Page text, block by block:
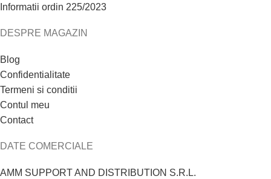
Informatii ordin 225/2023
DESPRE MAGAZIN
Blog
Confidentialitate
Termeni si conditii
Contul meu
Contact
DATE COMERCIALE
AMM SUPPORT AND DISTRIBUTION S.R.L.